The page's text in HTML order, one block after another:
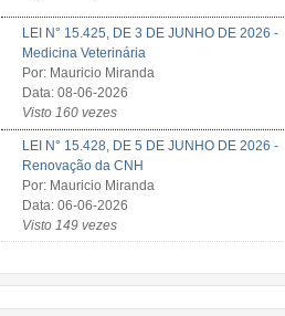
LEI N° 15.425, DE 3 DE JUNHO DE 2026 -
Medicina Veterinária
Por: Mauricio Miranda
Data: 08-06-2026
Visto 160 vezes
LEI N° 15.428, DE 5 DE JUNHO DE 2026 -
Renovação da CNH
Por: Mauricio Miranda
Data: 06-06-2026
Visto 149 vezes